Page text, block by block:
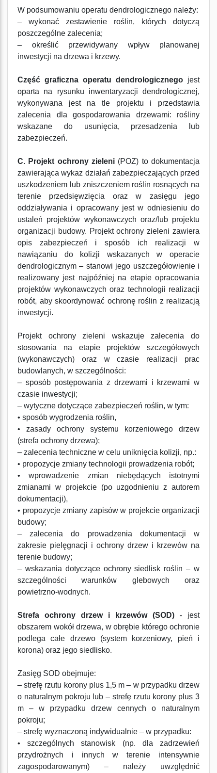
W podsumowaniu operatu dendrologicznego należy:
– wykonać zestawienie roślin, których dotyczą
poszczególne zalecenia;
– określić przewidywany wpływ planowanej
inwestycji na drzewa i krzewy.
Część graficzna operatu dendrologicznego jest
oparta na rysunku inwentaryzacji dendrologicznej,
wykonywana jest na tle projektu i przedstawia
zalecenia dla gospodarowania drzewami: rośliny
wskazane do usunięcia, przesadzenia lub
zabezpieczeń.
C. Projekt ochrony zieleni (POZ) to dokumentacja
zawierająca wykaz działań zabezpieczających przed
uszkodzeniem lub zniszczeniem roślin rosnących na
terenie przedsięwzięcia oraz w zasięgu jego
oddziaływania i opracowany jest w odniesieniu do
ustaleń projektów wykonawczych oraz/lub projektu
organizacji budowy. Projekt ochrony zieleni zawiera
opis zabezpieczeń i sposób ich realizacji w
nawiązaniu do kolizji wskazanych w operacie
dendrologicznym – stanowi jego uszczegółowienie i
realizowany jest najpóźniej na etapie opracowania
projektów wykonawczych oraz technologii realizacji
robót, aby skoordynować ochronę roślin z realizacją
inwestycji.
Projekt ochrony zieleni wskazuje zalecenia do
stosowania na etapie projektów szczegółowych
(wykonawczych) oraz w czasie realizacji prac
budowlanych, w szczególności:
– sposób postępowania z drzewami i krzewami w
czasie inwestycji;
– wytyczne dotyczące zabezpieczeń roślin, w tym:
• sposób wygrodzenia roślin,
• zasady ochrony systemu korzeniowego drzew
(strefa ochrony drzewa);
– zalecenia techniczne w celu uniknięcia kolizji, np.:
• propozycje zmiany technologii prowadzenia robót;
• wprowadzenie zmian niebędących istotnymi
zmianami w projekcie (po uzgodnieniu z autorem
dokumentacji),
• propozycje zmiany zapisów w projekcie organizacji
budowy;
– zalecenia do prowadzenia dokumentacji w
zakresie pielęgnacji i ochrony drzew i krzewów na
terenie budowy;
– wskazania dotyczące ochrony siedlisk roślin – w
szczególności warunków glebowych oraz
powietrzno-wodnych.
Strefa ochrony drzew i krzewów (SOD) - jest
obszarem wokół drzewa, w obrębie którego ochronie
podlega całe drzewo (system korzeniowy, pień i
korona) oraz jego siedlisko.
Zasięg SOD obejmuje:
– strefę rzutu korony plus 1,5 m – w przypadku drzew
o naturalnym pokroju lub – strefę rzutu korony plus 3
m – w przypadku drzew cennych o naturalnym
pokroju;
– strefę wyznaczoną indywidualnie – w przypadku:
• szczególnych stanowisk (np. dla zadrzewień
przydrożnych i innych w terenie intensywnie
zagospodarowanym) – należy uwzględnić